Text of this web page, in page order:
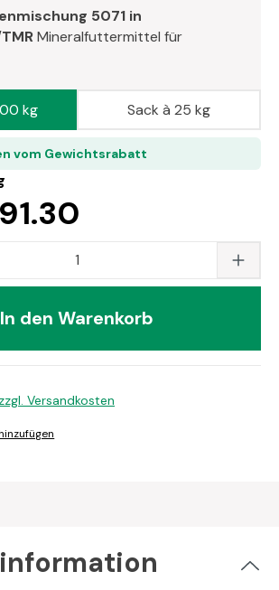
5071 in
Mineralfuttermittel für
vom Gewichtsrabatt
kg Sack à 25 kg
Gib den gewünschten
In den Warenkorb
Versandkosten